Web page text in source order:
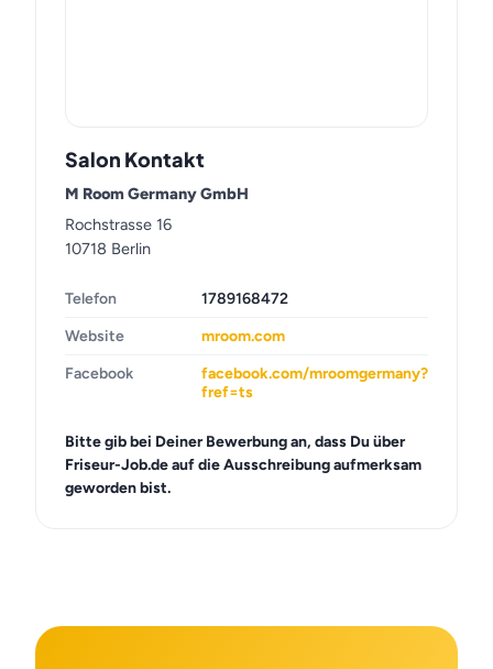
Salon Kontakt
M Room Germany GmbH
Rochstrasse 16
10718 Berlin
Telefon
1789168472
Website
mroom.com
Facebook
facebook.com/mroomgermany?
fref=ts
Bitte gib bei Deiner Bewerbung an, dass Du über
Friseur-Job.de auf die Ausschreibung aufmerksam
geworden bist.